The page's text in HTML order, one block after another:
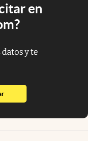
en
y te
abre en nueva pestaña